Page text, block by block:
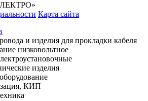
Карта сайта
и изделия для прокладки кабеля
низковольтное
изделия
КИП